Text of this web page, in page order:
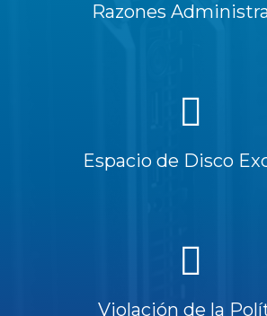
Razones
Espacio de Disco
Violación de la